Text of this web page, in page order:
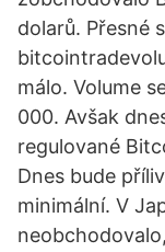
dolarů. Přesné
málo. Volume
000. Avšak
regulované
Dnes bude
minimální. V